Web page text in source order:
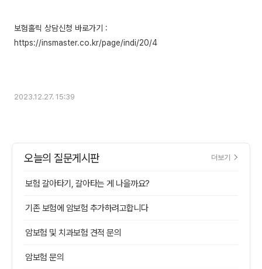
보험홀릭 상담신청 바로가기 :
https://insmaster.co.kr/page/indi/20/4
2023.12.27. 15:39
오늘의 질문게시판 더보기
보험 갈아타기, 갈아타는 게 나을까요?
기존 보험에 암보험 추가하려고합니다
암보험 및 치과보험 견적 문의
암보험 문의